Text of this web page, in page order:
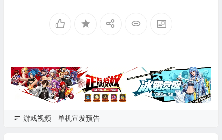
游戏视频 单机宣发预告